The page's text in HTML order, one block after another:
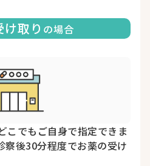
取り の場合
こでもご自身で指定できま
察後30分程度でお薬の受け